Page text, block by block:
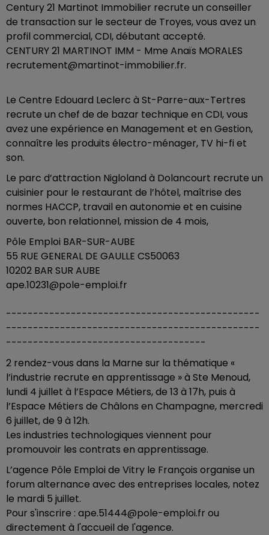
Century 21 Martinot Immobilier recrute un conseiller
de transaction sur le secteur de Troyes, vous avez un
profil commercial, CDI, débutant accepté.
CENTURY 21 MARTINOT IMM - Mme Anaïs MORALES
recrutement@martinot-immobilier.fr.
Le Centre Edouard Leclerc à St-Parre-aux-Tertres
recrute un chef de de bazar technique en CDI, vous
avez une expérience en Management et en Gestion,
connaître les produits électro-ménager, TV hi-fi et
son.
Le parc d’attraction Nigloland à Dolancourt recrute un
cuisinier pour le restaurant de l’hôtel, maîtrise des
normes HACCP, travail en autonomie et en cuisine
ouverte, bon relationnel, mission de 4 mois,
Pôle Emploi BAR-SUR-AUBE
55 RUE GENERAL DE GAULLE CS50063
10202 BAR SUR AUBE
ape.10231@pole-emploi.fr
-----------------------------------------------
-----------------------------------------------
-------------------------------------
2 rendez-vous dans la Marne sur la thématique «
l’industrie recrute en apprentissage » à Ste Menoud,
lundi 4 juillet à l’Espace Métiers, de 13 à 17h, puis à
l’Espace Métiers de Châlons en Champagne, mercredi
6 juillet, de 9 à 12h.
Les industries technologiques viennent pour
promouvoir les contrats en apprentissage.
L’agence Pôle Emploi de Vitry le François organise un
forum alternance avec des entreprises locales, notez
le mardi 5 juillet.
Pour s'inscrire : ape.51444@pole-emploi.fr ou
directement à l'accueil de l'agence.